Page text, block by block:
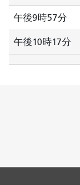
午後9時57分
午後10時17分